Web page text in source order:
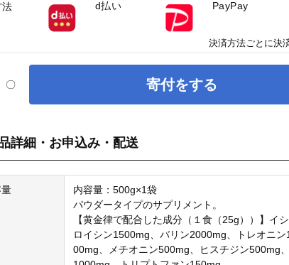
〇 寄付をする
詳細・お申込み・配送
内容量：500g×1袋
パウダータイプのサプリメント。
【黄金律で配合した成分（１食（25g））】イ
ロイシン1500mg、バリン2000mg、トレオニ
00mg、メチオニン500mg、ヒスチジン500mg
法 d払い PayPay
決済方法ごとに決